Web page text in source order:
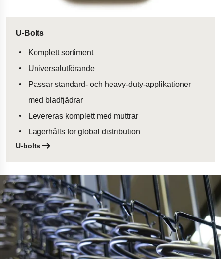
U-Bolts
Komplett sortiment
Universalutförande
Passar standard- och heavy-duty-applikationer
med bladfjädrar
Levereras komplett med muttrar
Lagerhålls för global distribution
U-bolts
Öppnas i en ny flik